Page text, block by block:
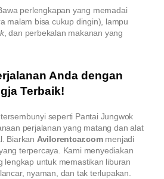
perlengkapan yang memadai
malam bisa cukup dingin), lampu
, dan perbekalan makanan yang
Anda dengan
Terbaik!
seperti Pantai Jungwok
perjalanan yang matang dan alat
Biarkan Avilorentcar.commenjadi
terpercaya. Kami menyediakan
lengkap untuk memastikan liburan
nyaman, dan tak terlupakan.